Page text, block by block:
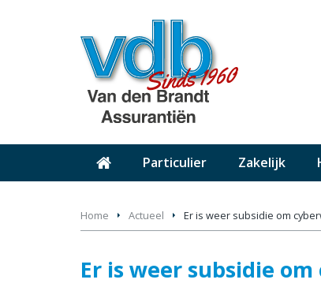
Particulier Zakelijk
Home Actueel Er is weer subsidie om
Er is weer subsidie